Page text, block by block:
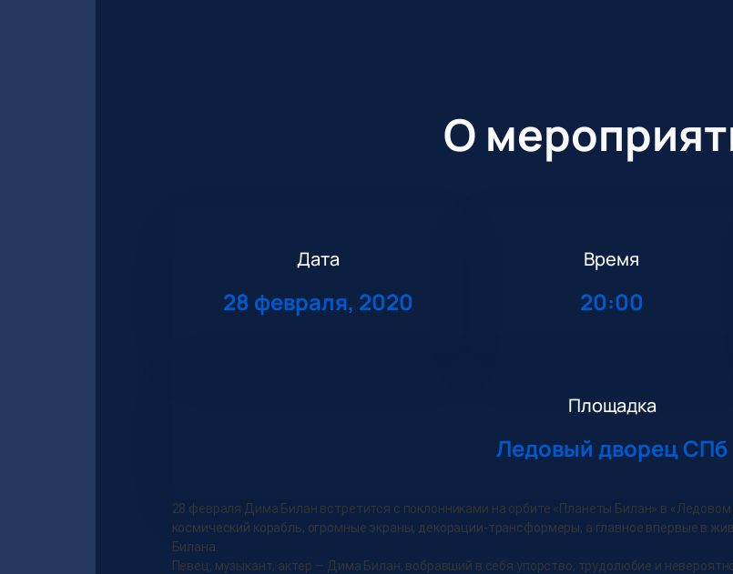
О
Дата
28 февраля, 2020
Время
20:00
Площадка
Ледовый дворец СПб
28 февраля Дима Билан встретится с поклонниками на орбите «Планеты Билан» в
космический корабль, огромные экраны, декорации-трансформеры, а главное впервые в
Билана.
Певец, музыкант, актер — Дима Билан, вобравший в себя упорство, трудолюбие и